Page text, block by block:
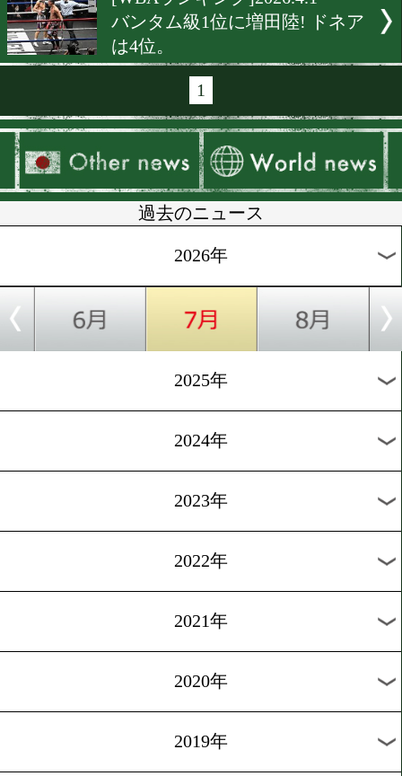
WBO6位に小國以載がラン
ン!
[WBAランキング]2026.5.1
小國以載がWBA世界11位
クイン
[日本ランキング]2026.4.28
3人の日本チャンピオンが
[IBFランキング]2026.4.13
小國以載がIBF世界14位に
[WBAランキング]2026.4.1
バンタム級1位に増田陸!
は4位。
過去のニュース
2026年